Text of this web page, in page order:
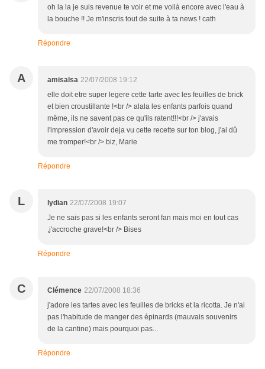
oh la la je suis revenue te voir et me voilà encore avec l'eau à
la bouche !! Je m'inscris tout de suite à ta news ! cath
Répondre
A amisalsa 22/07/2008 19:12
elle doit etre super legere cette tarte avec les feuilles de brick
et bien croustillante !<br /> alala les enfants parfois quand
même, ils ne savent pas ce qu'ils ratent!!!<br /> j'avais
l'impression d'avoir deja vu cette recette sur ton blog, j'ai dû
me tromper!<br /> biz, Marie
Répondre
L lydian 22/07/2008 19:07
Je ne sais pas si les enfants seront fan mais moi en tout cas
,j'accroche grave!<br /> Bises
Répondre
C Clémence 22/07/2008 18:36
j'adore les tartes avec les feuilles de bricks et la ricotta. Je n'ai
pas l'habitude de manger des épinards (mauvais souvenirs
de la cantine) mais pourquoi pas...
Répondre